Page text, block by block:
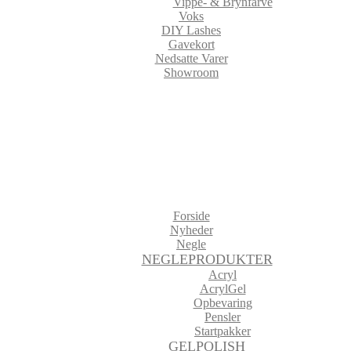
Voks
DIY Lashes
Gavekort
Nedsatte Varer
Showroom
Forside
Nyheder
Negle
NEGLEPRODUKTER
Acryl
AcrylGel
Opbevaring
Pensler
Startpakker
GELPOLISH